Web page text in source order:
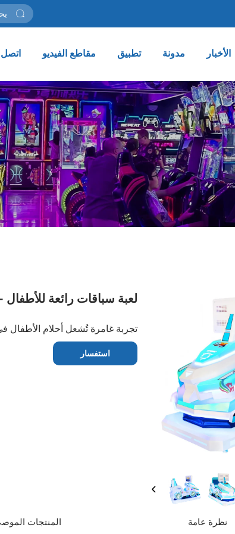
الأخبار مدونة تطبيق مقاطع الفيديو اتصل
لعبة سباقات رائعة
تجربة غامرة تُشعل أحلام الأطفال
استفسار
نظرة عامة المنتجات